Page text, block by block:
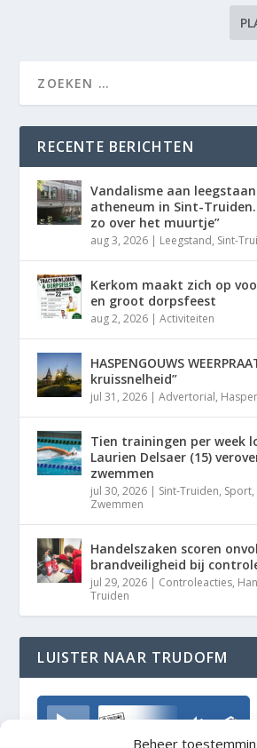
Beheer
RECENTE BERICHTEN
Vandalisme aan
atheneum in Sint-
zo over het muurtje”
aug 3, 2026 | Leegstand, Sint-
Kerkom maakt zich op
en groot dorpsfeest
aug 2, 2026 |Activiteiten
HASPENGOUWS
kruissnelheid”
jul 31, 2026 |Advertorial,
Tien trainingen per week
Laurien Delsaer (15)
zwemmen
jul 30, 2026 | Sint-Truiden, Sport,
Zwemmen
Handelszaken scoren
brandveiligheid bij
jul 29, 2026 | Controleacties,
Truiden
LUISTER NAAR TRUDOFM
TrudoFM